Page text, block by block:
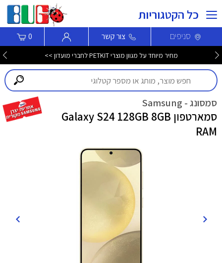
כל הקטגוריות
סניפים צור קשר 0
מחיר מיוחד על מגוון מוצרי PETKIT לחברי מועדון >>
סמסונג - Samsung
סמארטפון Galaxy S24 128GB 8GB
RAM